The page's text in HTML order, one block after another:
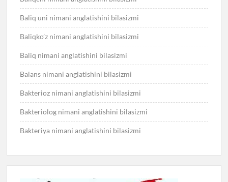
Baliq uni nimani anglatishini bilasizmi
Baliqko’z nimani anglatishini bilasizmi
Baliq nimani anglatishini bilasizmi
Balans nimani anglatishini bilasizmi
Bakterioz nimani anglatishini bilasizmi
Bakteriolog nimani anglatishini bilasizmi
Bakteriya nimani anglatishini bilasizmi